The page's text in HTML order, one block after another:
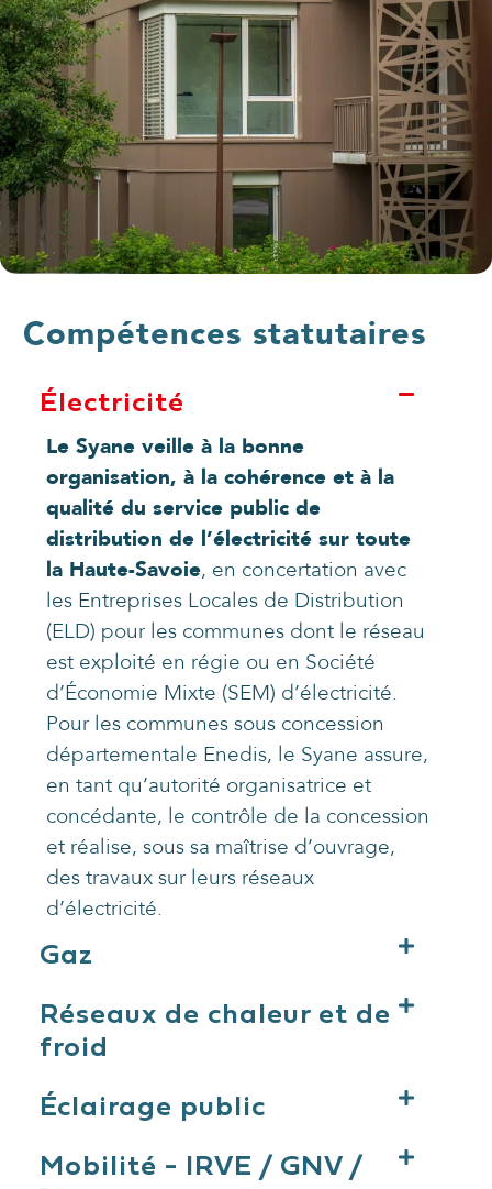
Compétences statutaires
Électricité
Le Syane veille à la bonne
organisation, à la cohérence et à la
qualité du service public de
distribution de l’électricité sur toute
la Haute-Savoie, en concertation avec
les Entreprises Locales de Distribution
(ELD) pour les communes dont le réseau
est exploité en régie ou en Société
d’Économie Mixte (SEM) d’électricité.
Pour les communes sous concession
départementale Enedis, le Syane assure,
en tant qu’autorité organisatrice et
concédante, le contrôle de la concession
et réalise, sous sa maîtrise d’ouvrage,
des travaux sur leurs réseaux
d’électricité.
Gaz
Réseaux de chaleur et de
froid
Éclairage public
Mobilité - IRVE / GNV /